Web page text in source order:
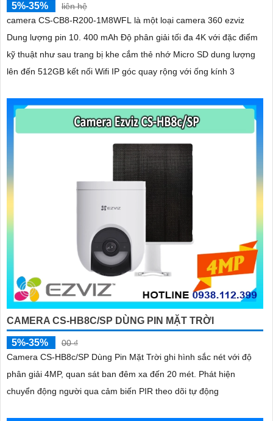
5%-35%
liên hệ
camera CS-CB8-R200-1M8WFL là một loại camera 360 ezviz
Dung lượng pin 10. 400 mAh Độ phân giải tối đa 4K với đặc điểm
kỹ thuật như sau trang bị khe cắm thẻ nhớ Micro SD dung lượng
lên đến 512GB kết nối Wifi IP góc quay rộng với ống kính 3
CAMERA CS-HB8C/SP DÙNG PIN MẶT TRỜI
5%-35%
00 ₫
Camera CS-HB8c/SP Dùng Pin Mặt Trời ghi hình sắc nét với độ
phân giải 4MP, quan sát ban đêm xa đến 20 mét. Phát hiện
chuyển động người qua cảm biến PIR theo dõi tự động